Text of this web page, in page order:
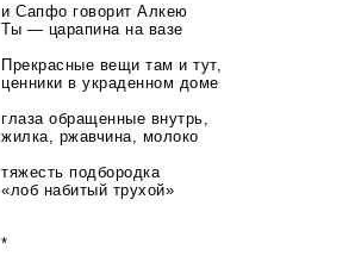
и Сапфо говорит Алкею
Ты — царапина на вазе
Прекрасные вещи там и тут,
ценники в украденном доме
глаза обращенные внутрь,
жилка, ржавчина, молоко
тяжесть подбородка
«лоб набитый трухой»
*